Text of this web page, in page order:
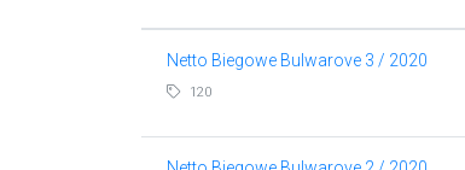
Netto Biegowe Bulwarove 3 / 2020
120